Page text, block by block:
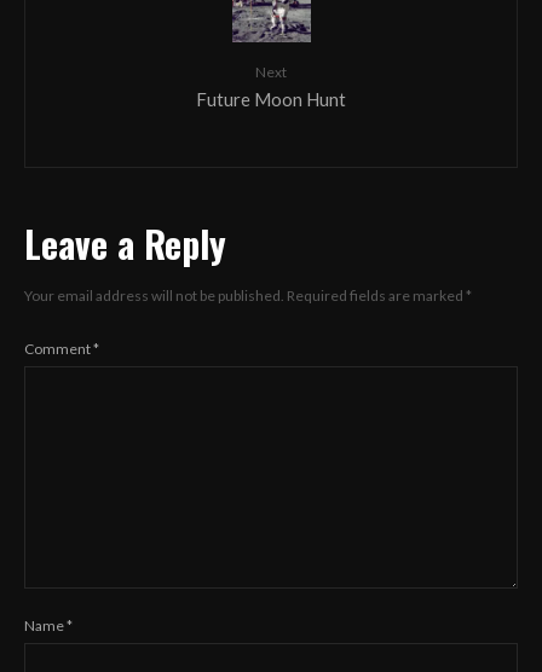
Next
Future Moon Hunt
Leave a Reply
Your email address will not be published. Required fields are marked *
Comment*
Name*